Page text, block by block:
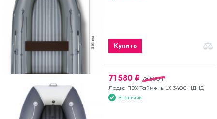
Купить
78 500 ₽
71 580 ₽
Лодка ПВХ Таймень LX 3400 НДНД
В наличии